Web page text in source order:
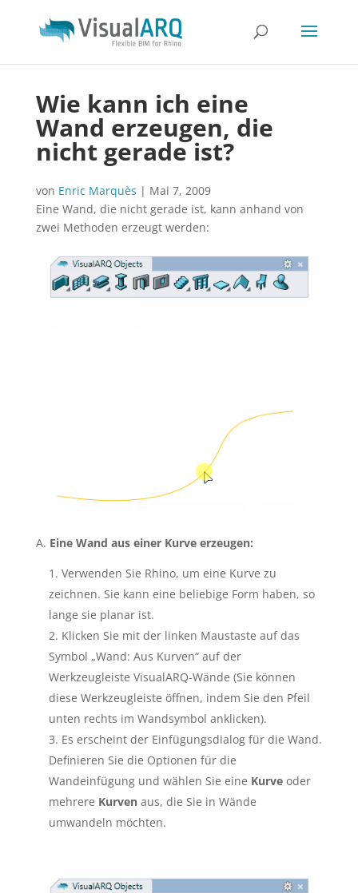
Wie kann ich eine
Wand erzeugen, die
nicht gerade ist?
von Enric Marquès | Mai 7, 2009
Eine Wand, die nicht gerade ist, kann anhand von
zwei Methoden erzeugt werden:
A. Eine Wand aus einer Kurve erzeugen:
Verwenden Sie Rhino, um eine Kurve zu
zeichnen. Sie kann eine beliebige Form haben, so
lange sie planar ist.
Klicken Sie mit der linken Maustaste auf das
Symbol „Wand: Aus Kurven“ auf der
Werkzeugleiste VisualARQ-Wände (Sie können
diese Werkzeugleiste öffnen, indem Sie den Pfeil
unten rechts im Wandsymbol anklicken).
Es erscheint der Einfügungsdialog für die Wand.
Definieren Sie die Optionen für die
Wandeinfügung und wählen Sie eine Kurveoder
mehrere Kurvenaus, die Sie in Wände
umwandeln möchten.